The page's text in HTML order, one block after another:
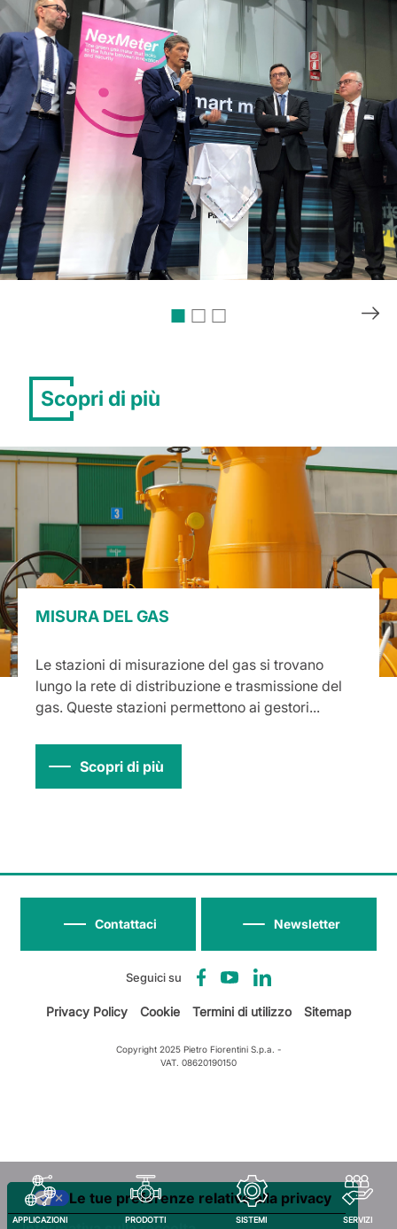
APPLICAZIONI PRODOTTI SISTEMI SERVIZI
Scopri di più
MISURA DEL GAS
Le stazioni di misurazione del gas si trovano
lungo la rete di distribuzione e trasmissione del
gas. Queste stazioni permettono ai gestori...
Scopri di più
Seguici su
Newsletter
Contattaci
Privacy Policy Cookie Termini di utilizzo Sitemap
Copyright 2025 Pietro Fiorentini S.p.a. -
VAT. 08620190150
Le tue preferenze relative alla privacy